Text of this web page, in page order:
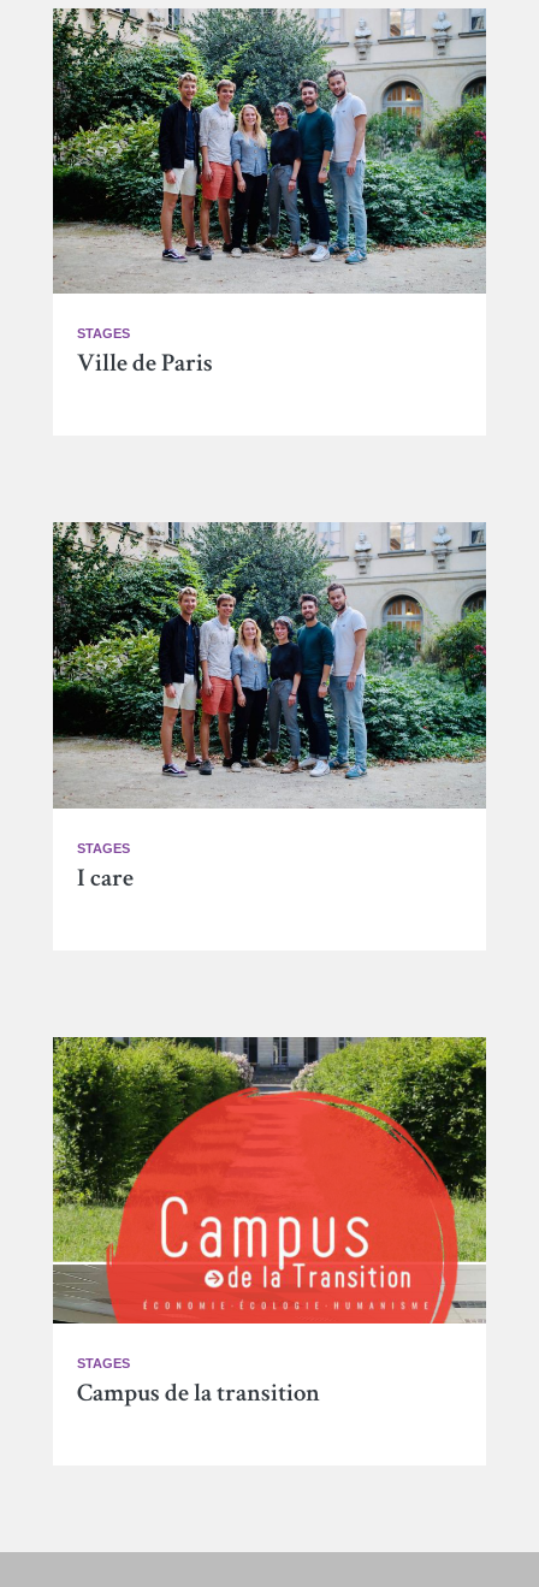
STAGES
Ville de Paris
STAGES
I care
STAGES
Campus de la transition